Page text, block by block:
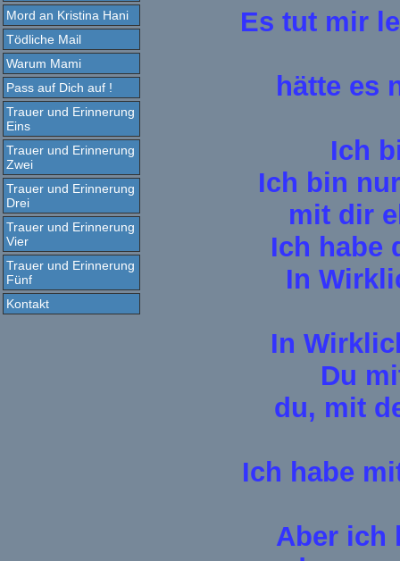
Mord an Kristina Hani
Tödliche Mail
Warum Mami
Pass auf Dich auf !
Trauer und Erinnerung
Eins
Trauer und Erinnerung
Zwei
Trauer und Erinnerung
Drei
Trauer und Erinnerung
Vier
Trauer und Erinnerung
Fünf
Kontakt
Es tut mir
hätte es
Ich
Ich bin
mit dir
Ich habe
In
In
Du
du, mit
Ich habe
Aber ich